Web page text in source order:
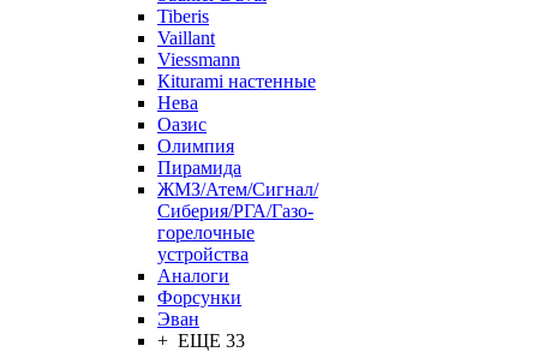
Tiberis
Vaillant
Viessmann
Кiturami настенные
Нева
Оазис
Олимпия
Пирамида
ЖМЗ/Атем/Сигнал/
Сиберия/РГА/Газо-
горелочные
устройства
Aналоги
Форсунки
Эван
+ ЕЩЕ 33